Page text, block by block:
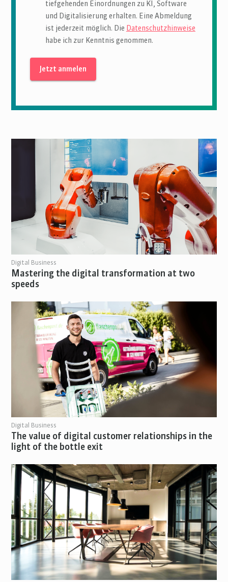
tiefgehenden Einordnungen zu KI, Software
und Digitalisierung erhalten. Eine Abmeldung
ist jederzeit möglich. Die Datenschutzhinweise
habe ich zur Kenntnis genommen.
Digital Business
Mastering the digital transformation at two
speeds
Digital Business
The value of digital customer relationships in the
light of the bottle exit